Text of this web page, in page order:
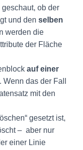
ob der
und den selben
werden die
der Fläche
auf einer
Wenn das der Fall
mit den
gesetzt ist,
– aber nur
einer Linie